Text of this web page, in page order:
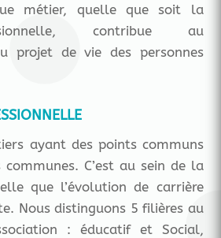
métier, quelle que soit la
contribue au
projet de vie des personnes
ayant des points communs
C’est au sein de la
que l’évolution de carrière
Nous distinguons 5 filières au
: éducatif et Social,